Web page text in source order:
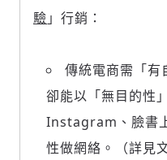
驗 」行銷：
傳統電商需「有
卻能以「無目的性
Instagram、臉書
性做網絡。（詳見